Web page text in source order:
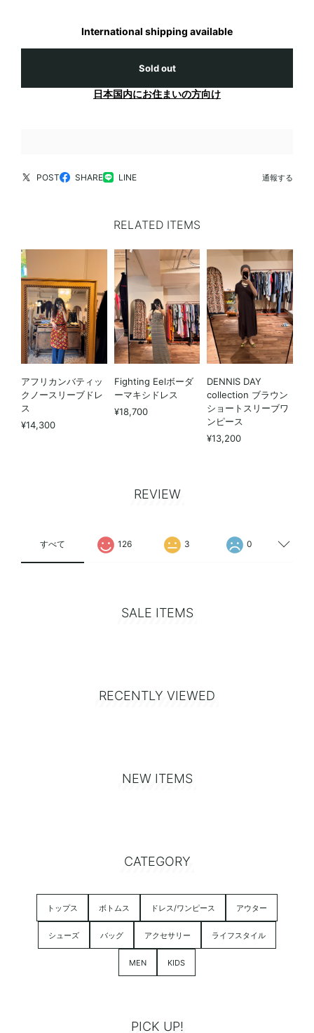
International shipping available
Sold out
日本国内にお住まいの方向け
POST SHARE LINE 通報する
RELATED ITEMS
アフリカンバティッ
クノースリーブドレ
ス
¥14,300
Fighting Eelボーダ
ーマキシドレス
¥18,700
DENNIS DAY
collection ブラウン
ショートスリーブワ
ンピース
¥13,200
REVIEW
すべて 126 3 0
SALE ITEMS
RECENTLY VIEWED
NEW ITEMS
CATEGORY
トップス ボトムス ドレス/ワンピース アウター
シューズ バッグ アクセサリー ライフスタイル
MEN KIDS
PICK UP!